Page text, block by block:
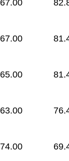
67.00
67.00
65.00
63.00
74.00